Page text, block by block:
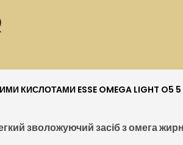
ESSE OMEGA LIGHT O5 5
зволожуючий засіб з омега